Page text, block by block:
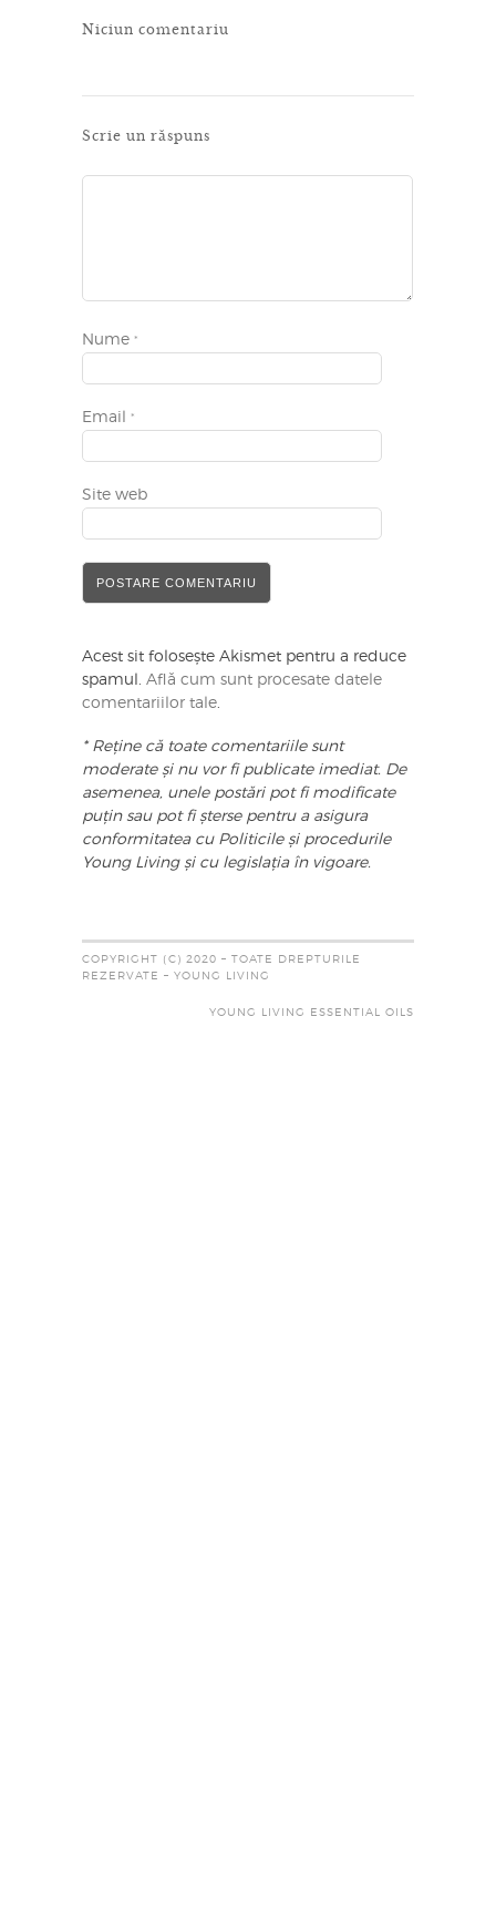
Niciun comentariu
Scrie un răspuns
Nume *
Email *
Site web
Acest sit folosește Akismet pentru a reduce
spamul. Află cum sunt procesate datele
comentariilor tale.
* Reține că toate comentariile sunt
moderate și nu vor fi publicate imediat. De
asemenea, unele postări pot fi modificate
puțin sau pot fi șterse pentru a asigura
conformitatea cu Politicile și procedurile
Young Living și cu legislația în vigoare.
COPYRIGHT (C) 2020 – TOATE DREPTURILE
REZERVATE – YOUNG LIVING
YOUNG LIVING ESSENTIAL OILS